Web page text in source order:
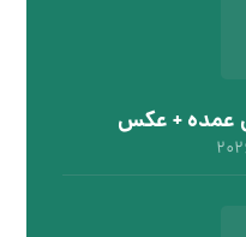
عمده + عکس